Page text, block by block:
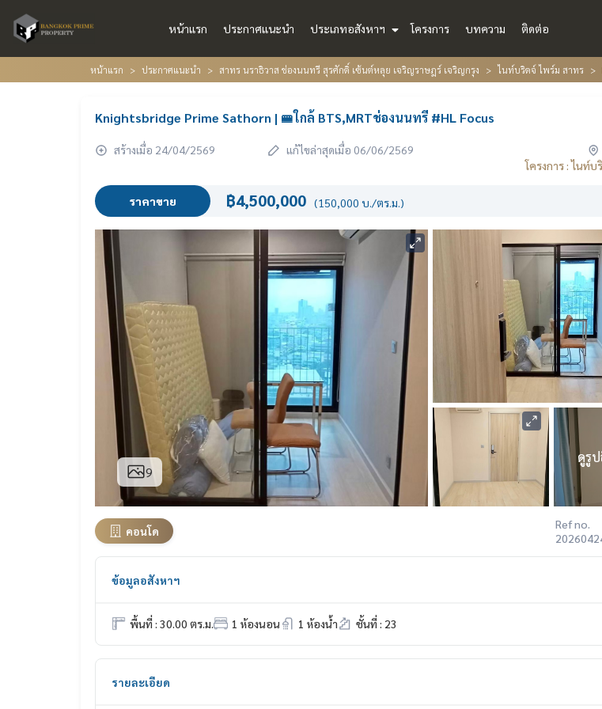
หน้าแรก ประกาศแนะนำ ประเภทอสังหาฯ โครงการ บทความ ติดต่อ
หน้าแรก ประกาศแนะนำ สาทร นราธิวาส ช่องนนทรี สุรศักดิ์ เซ้นต์หลุย เจริญราษฎร์ เจริญกรุง ไนท์บริดจ์ ไพร์ม สาทร
Knightsbridge Prime Sathorn | 🚝ใกล้ BTS,MRTช่องนนทรี #HL Focus
สร้างเมื่อ 24/04/2569 แก้ไขล่าสุดเมื่อ 06/06/2569
โครงการ : ไนท์
ราคาขาย ฿4,500,000 (150,000 บ./ตร.ม.)
9
ดูรูป
คอนโด
Ref no.
ข้อมูลอสังหาฯ
พื้นที่ : 30.00 ตร.ม. 1 ห้องนอน 1 ห้องน้ำ ชั้นที่ : 23
รายละเอียด